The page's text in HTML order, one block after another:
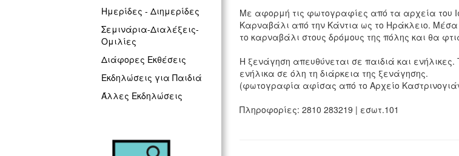
Ημερίδες - Διημερίδες
Σεμινάρια-Διαλέξεις-
Ομιλίες
Διάφορες Εκθέσεις
Εκδηλώσεις για Παιδιά
Άλλες Εκδηλώσεις
Με αφορμή τις φωτογραφίες από τα αρχεία του
Καρναβάλι από την Κάντια ως το Ηράκλειο.
το καρναβάλι στους δρόμους της πόλης και θα
Η ξενάγηση απευθύνεται σε παιδιά και
ενήλικα σε όλη τη διάρκεια της ξενάγησης.
(φωτογραφία αφίσας από το Αρχείο
Πληροφορίες: 2810 283219 | εσωτ.101